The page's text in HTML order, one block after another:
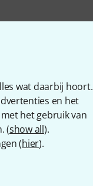
wat daarbij hoort.
en het
het gebruik van
(show all).
(hier).